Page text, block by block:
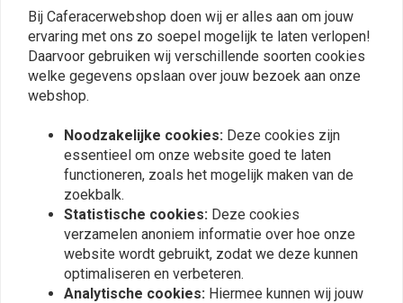
Yamaha Tracer 700 (2016-2019)
Yamaha MT-09 (2014-2016)
Yamaha MT-09 (2017-2020)
Yamaha MT-09 Tracer/Tracer 900 (2015-2016)
Yamaha T-MAX (2008-2011)
Yamaha T-MAX (2012-2016)
Yamaha T-MAX (2017-2019)
Yamaha XSR700
Yamaha XSR900
Barracuda-onderdeelnummer:YN1000
Vergelijkbare producten
Bij Caferacerwebshop doen wij er alles aan om jouw
ervaring met ons zo soepel mogelijk te laten verlopen!
Daarvoor gebruiken wij verschillende soorten cookies
welke gegevens opslaan over jouw bezoek aan onze
webshop.
Noodzakelijke cookies: Deze cookies zijn
essentieel om onze website goed te laten
functioneren, zoals het mogelijk maken van de
zoekbalk.
Statistische cookies: Deze cookies
verzamelen anoniem informatie over hoe onze
website wordt gebruikt, zodat we deze kunnen
optimaliseren en verbeteren.
Analytische cookies: Hiermee kunnen wij jouw